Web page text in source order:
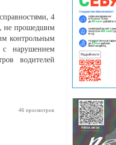
4
не прошедшим
контрольным
с нарушением
водителей
46 просмотров